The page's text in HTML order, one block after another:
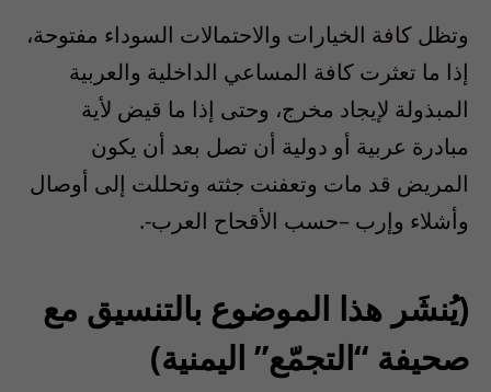
وتظل كافة الخيارات والاحتمالات السوداء مفتوحة،
إذا ما تعثرت كافة المساعي الداخلية والعربية
المبذولة لإيجاد مخرج، وحتى إذا ما قيض لأية
مبادرة عربية أو دولية أن تصل بعد أن يكون
المريض قد مات وتعفنت جثته وتحللت إلى أوصال
وأشلاء وإرب –حسب الأقحاح العرب-.
(يُنشَر هذا الموضوع بالتنسيق مع
صحيفة “التجمّع” اليمنية)